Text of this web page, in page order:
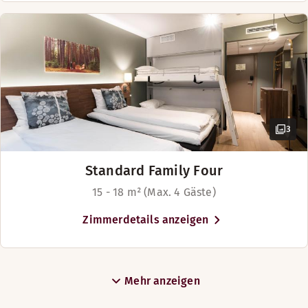
3
Standard Family Four
15 - 18 m² (Max. 4 Gäste)
Zimmerdetails anzeigen
Mehr anzeigen